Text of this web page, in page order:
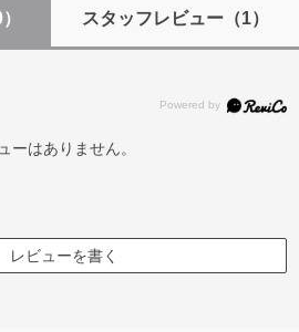
スタッフレビュー（1）
ーはありません。
レビューを書く